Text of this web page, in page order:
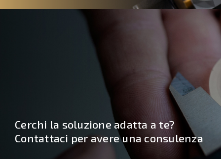
Cerchi la soluzione adatta a te?
Contattaci per avere una consulenza